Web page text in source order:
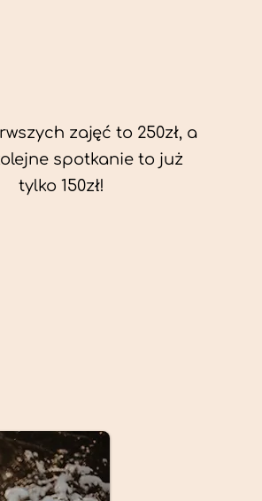
zajęć to 250zł, a
spotkanie to już
tylko 150zł!